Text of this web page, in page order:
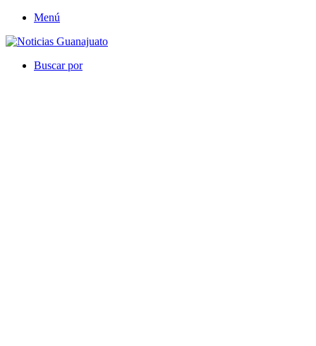
Menú
Buscar por